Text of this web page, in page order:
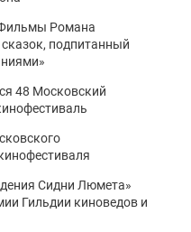
Романа
подпитанный
48 Московский
Сидни Люмета»
Гильдии киноведов и